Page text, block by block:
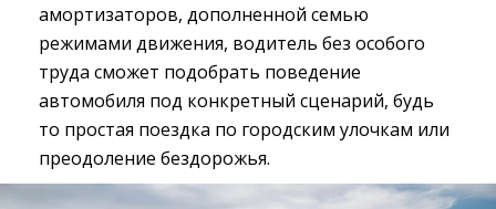
амортизаторов, дополненной семью
режимами движения, водитель без особого
труда сможет подобрать поведение
автомобиля под конкретный сценарий, будь
то простая поездка по городским улочкам или
преодоление бездорожья.